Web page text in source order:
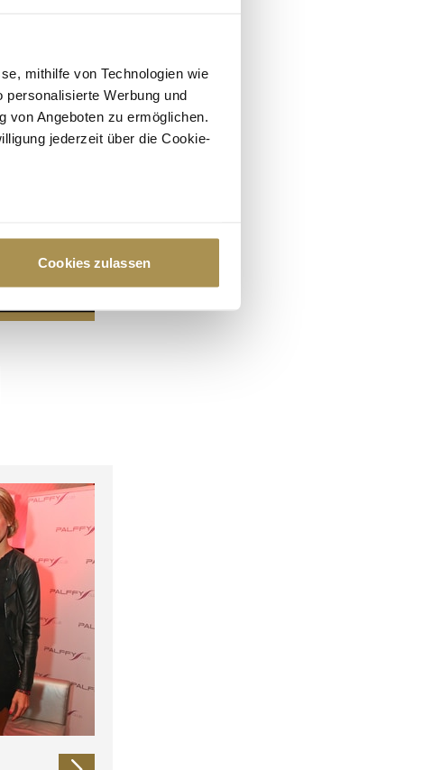
mithilfe von Technologien wie
Werbung und
von Angeboten zu ermöglichen.
jederzeit über die Cookie-
Ihre Präferenzen im
Medien anbieten zu können
führen diese Informationen
sie im Rahmen Ihrer Nutzung
Cookies zulassen